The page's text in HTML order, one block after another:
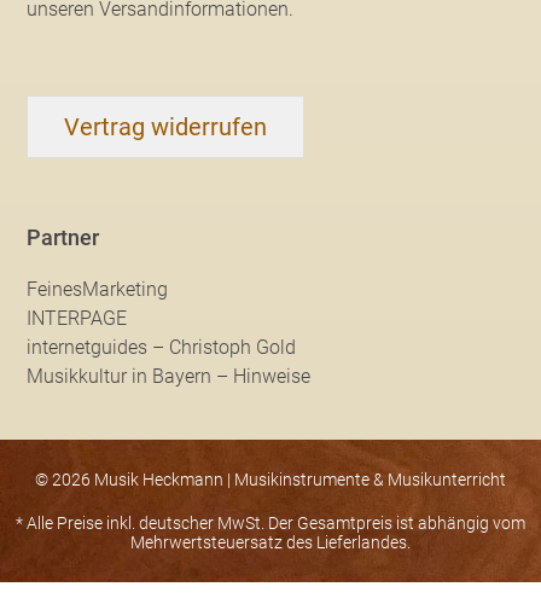
unseren Versandinformationen.
Vertrag widerrufen
Partner
FeinesMarketing
INTERPAGE
internetguides – Christoph Gold
Musikkultur in Bayern – Hinweise
© 2026 Musik Heckmann | Musikinstrumente & Musikunterricht
* Alle Preise inkl. deutscher MwSt. Der Gesamtpreis ist abhängig vom
Mehrwertsteuersatz des Lieferlandes.